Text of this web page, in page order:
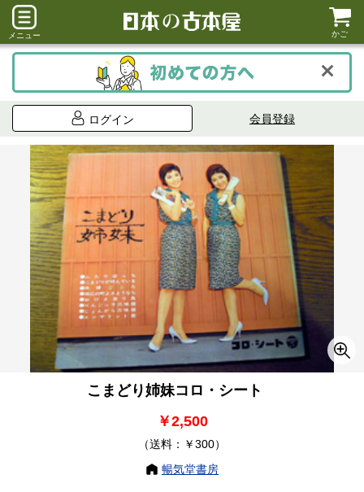
メニュー かご
ログイン 会員登録
こまどり姉妹コロ・シート
￥2,500
（送料：￥300）
暢気堂書房